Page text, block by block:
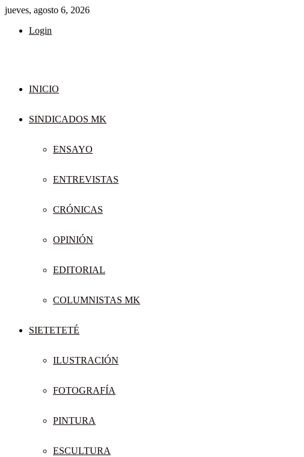
jueves, agosto 6, 2026
Login
INICIO
SINDICADOS MK
ENSAYO
ENTREVISTAS
CRÓNICAS
OPINIÓN
EDITORIAL
COLUMNISTAS MK
SIETETETÉ
ILUSTRACIÓN
FOTOGRAFÍA
PINTURA
ESCULTURA